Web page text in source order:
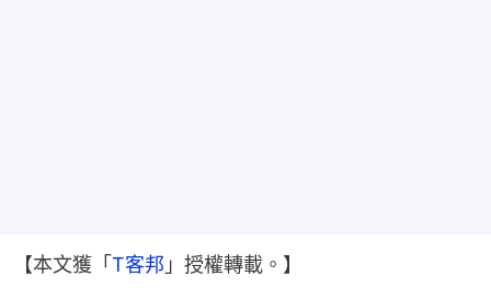
【本文獲「T客邦 」授權轉載。】